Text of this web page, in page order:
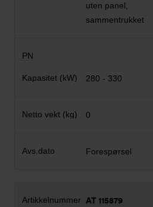
uten panel,
sammentrukket
280 - 330
0
Forespørsel
AT 115879